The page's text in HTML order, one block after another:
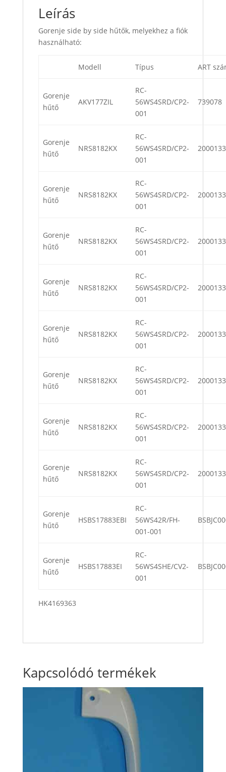
Leírás
Gorenje side by side hűtők, melyekhez a fiók
használható:
Modell Típus ART
Gorenje
hűtő
AKV177ZIL
RC-
56WS4SRD/CP2-
001
739078
Gorenje
hűtő
NRS8182KX
RC-
56WS4SRD/CP2-
001
Gorenje
hűtő
NRS8182KX
RC-
56WS4SRD/CP2-
001
Gorenje
hűtő
NRS8182KX
RC-
56WS4SRD/CP2-
001
Gorenje
hűtő
NRS8182KX
RC-
56WS4SRD/CP2-
001
Gorenje
hűtő
NRS8182KX
RC-
56WS4SRD/CP2-
001
Gorenje
hűtő
NRS8182KX
RC-
56WS4SRD/CP2-
001
Gorenje
hűtő
NRS8182KX
RC-
56WS4SRD/CP2-
001
Gorenje
hűtő
NRS8182KX
RC-
56WS4SRD/CP2-
001
Gorenje
hűtő
HSBS17883EBI
RC-
56WS42R/FH-
001-001
Gorenje
hűtő
HSBS17883EI
RC-
56WS4SHE/CV2-
001
HK4169363
Kapcsolódó termékek